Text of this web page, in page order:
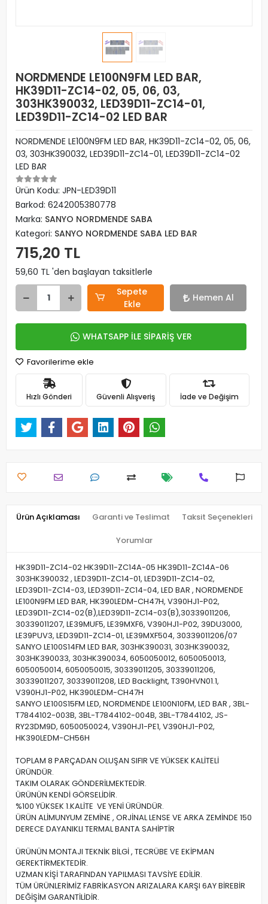
NORDMENDE LE100N9FM LED BAR,
HK39D11-ZC14-02, 05, 06, 03,
303HK390032, LED39D11-ZC14-01,
LED39D11-ZC14-02 LED BAR
NORDMENDE LE100N9FM LED BAR, HK39D11-ZC14-02, 05, 06,
03, 303HK390032, LED39D11-ZC14-01, LED39D11-ZC14-02
LED BAR
Ürün Kodu: JPN-LED39D11
Barkod: 6242005380778
Marka: SANYO NORDMENDE SABA
Kategori: SANYO NORDMENDE SABA LED BAR
715,20 TL
59,60 TL 'den başlayan taksitlerle
Sepete
Ekle
Hemen Al
WHATSAPP İLE SİPARİŞ VER
Favorilerime ekle
Hızlı Gönderi Güvenli Alışveriş İade ve Değişim
Ürün Açıklaması Garanti ve Teslimat Taksit Seçenekleri
Yorumlar
HK39D11-ZC14-02 HK39D11-ZC14A-05 HK39D11-ZC14A-06
303HK390032 , LED39D11-ZC14-01, LED39D11-ZC14-02,
LED39D11-ZC14-03, LED39D11-ZC14-04, LED BAR , NORDMENDE
LE100N9FM LED BAR, HK390LEDM-CH47H, V390HJ1-P02,
LED39D11-ZC14-02(B),LED39D11-ZC14-03(B),30339011206,
30339011207, LE39MUF5, LE39MXF6, V390HJ1-P02, 39DU3000,
LE39PUV3, LED39D11-ZC14-01, LE39MXF504, 30339011206/07
SANYO LE100S14FM LED BAR, 303HK390031, 303HK390032,
303HK390033, 303HK390034, 6050050012, 6050050013,
6050050014, 6050050015, 30339011205, 30339011206,
30339011207, 30339011208, LED Backlight, T390HVN01.1,
V390HJ1-P02, HK390LEDM-CH47H
SANYO LE100S15FM LED, NORDMENDE LE100N10FM, LED BAR , 3BL-
T7844102-003B, 3BL-T7844102-004B, 3BL-T7844102, JS-
RY23DM9D, 6050050024, V390HJ1-PE1, V390HJ1-P02,
HK390LEDM-CH56H
TOPLAM 8 PARÇADAN OLUŞAN SIFIR VE YÜKSEK KALİTELİ
ÜRÜNDÜR.
TAKIM OLARAK GÖNDERİLMEKTEDİR.
ÜRÜNÜN KENDİ GÖRSELİDİR.
%100 YÜKSEK 1.KALİTE VE YENİ ÜRÜNDÜR.
ÜRÜN ALİMUNYUM ZEMİNE , ORJİNAL LENSE VE ARKA ZEMİNDE 150
DERECE DAYANIKLI TERMAL BANTA SAHİPTİR
ÜRÜNÜN MONTAJI TEKNİK BİLGİ , TECRÜBE VE EKİPMAN
GEREKTİRMEKTEDİR.
UZMAN KİŞİ TARAFINDAN YAPILMASI TAVSİYE EDİLİR.
TÜM ÜRÜNLERİMİZ FABRİKASYON ARIZALARA KARŞI 6AY BİREBİR
DEĞİŞİM GARANTİLİDİR.